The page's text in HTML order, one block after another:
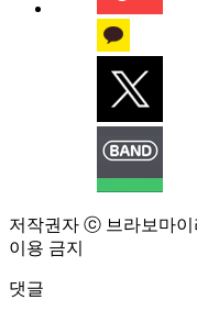
저작권자 ⓒ 브라보마이
이용 금지
댓글